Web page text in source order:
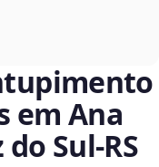
em Ana
Sul‑RS